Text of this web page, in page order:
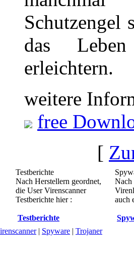
Schutzengel
das
erleichtern.
weitere
free
[
Testberichte
Nach Herstellern geordnet,
die User Virenscanner
Testberichte hier :
Testberichte
Nach
auch
| Spyware | Trojaner